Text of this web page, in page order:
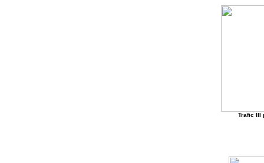
Trafic III